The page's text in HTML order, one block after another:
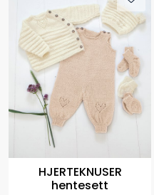
HJERTEKNUSER
hentesett